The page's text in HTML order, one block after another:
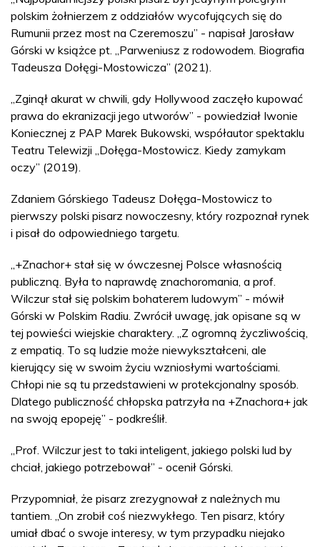
polskim żołnierzem z oddziałów wycofujących się do
Rumunii przez most na Czeremoszu” - napisał Jarosław
Górski w książce pt. „Parweniusz z rodowodem. Biografia
Tadeusza Dołęgi-Mostowicza” (2021).
„Zginął akurat w chwili, gdy Hollywood zaczęło kupować
prawa do ekranizacji jego utworów” - powiedział Iwonie
Koniecznej z PAP Marek Bukowski, współautor spektaklu
Teatru Telewizji „Dołęga-Mostowicz. Kiedy zamykam
oczy” (2019).
Zdaniem Górskiego Tadeusz Dołęga-Mostowicz to
pierwszy polski pisarz nowoczesny, który rozpoznał rynek
i pisał do odpowiedniego targetu.
„+Znachor+ stał się w ówczesnej Polsce własnością
publiczną. Była to naprawdę znachoromania, a prof.
Wilczur stał się polskim bohaterem ludowym” - mówił
Górski w Polskim Radiu. Zwrócił uwagę, jak opisane są w
tej powieści wiejskie charaktery. „Z ogromną życzliwością,
z empatią. To są ludzie może niewykształceni, ale
kierujący się w swoim życiu wzniosłymi wartościami.
Chłopi nie są tu przedstawieni w protekcjonalny sposób.
Dlatego publiczność chłopska patrzyła na +Znachora+ jak
na swoją epopeję” - podkreślił.
„Prof. Wilczur jest to taki inteligent, jakiego polski lud by
chciał, jakiego potrzebował” - ocenił Górski.
Przypomniał, że pisarz zrezygnował z należnych mu
tantiem. „On zrobił coś niezwykłego. Ten pisarz, który
umiał dbać o swoje interesy, w tym przypadku niejako